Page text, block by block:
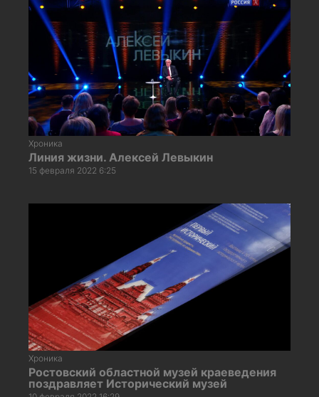
Хроника
Линия жизни. Алексей Левыкин
15 февраля 2022 6:25
Хроника
Ростовский областной музей краеведения
поздравляет Исторический музей